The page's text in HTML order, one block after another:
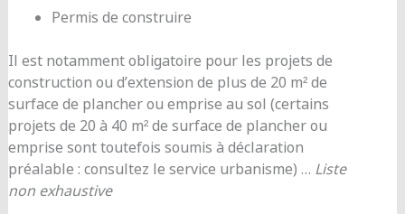
Permis de construire
Il est notamment obligatoire pour les projets de
construction ou d’extension de plus de 20 m² de
surface de plancher ou emprise au sol (certains
projets de 20 à 40 m² de surface de plancher ou
emprise sont toutefois soumis à déclaration
préalable : consultez le service urbanisme) … Liste
non exhaustive